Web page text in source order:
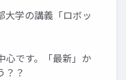
大学の講義「ロボッ
心です。「最新」か
？？